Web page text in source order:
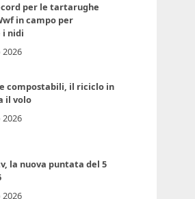
per le tartarughe
in campo per
i nidi
compostabili, il riciclo in
il volo
la nuova puntata del 5